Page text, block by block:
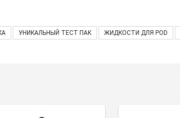
УНИКАЛЬНЫЙ ТЕСТ ПАК ЖИДКОСТИ ДЛЯ POD